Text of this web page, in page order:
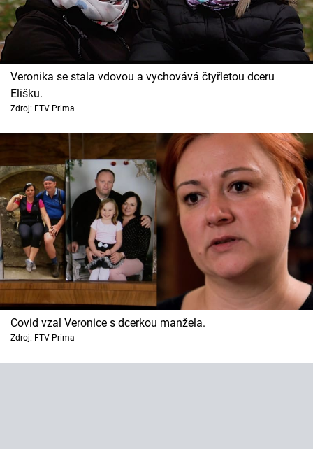
Celebrity
Seriály
Sledujte prima+
Filmový festival Karlovy Vary
Pořady
Mámy sobě
Přihlášení
Veronika se stala vdovou a vychovává čtyřletou dceru
Elišku.
Zdroj: FTV Prima
Covid vzal Veronice s dcerkou manžela.
Zdroj: FTV Prima